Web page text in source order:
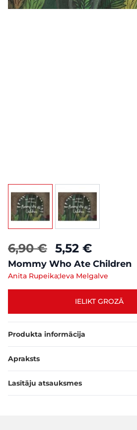
View larger imageView larger image
6,90 € 5,52 €
Mommy Who Ate Children
Anita Rupeika;Ieva Melgalve
IELIKT GROZĀ
Produkta informācija
Apraksts
Lasītāju atsauksmes